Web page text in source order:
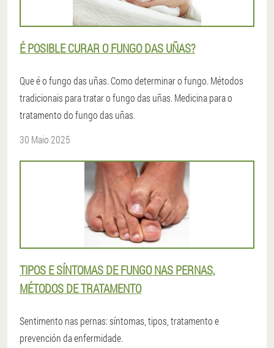
É POSIBLE CURAR O FUNGO DAS UÑAS?
Que é o fungo das uñas. Como determinar o fungo. Métodos
tradicionais para tratar o fungo das uñas. Medicina para o
tratamento do fungo das uñas.
30 Maio 2025
TIPOS E SÍNTOMAS DE FUNGO NAS PERNAS,
MÉTODOS DE TRATAMENTO
Sentimento nas pernas: síntomas, tipos, tratamento e
prevención da enfermidade.